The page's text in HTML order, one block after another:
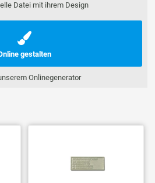
Datei mit ihrem Design
gestalten
Onlinegenerator